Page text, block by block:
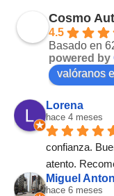
Cosmo
4.5
Basado en
powered by
valóranos
Lorena
hace 4 meses
confianza.
atento.
Miguel
hace 6 meses